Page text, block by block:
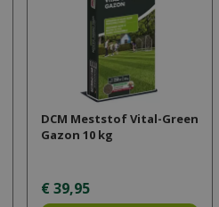
DCM Meststof Vital-Green
Gazon 10 kg
€ 39,95